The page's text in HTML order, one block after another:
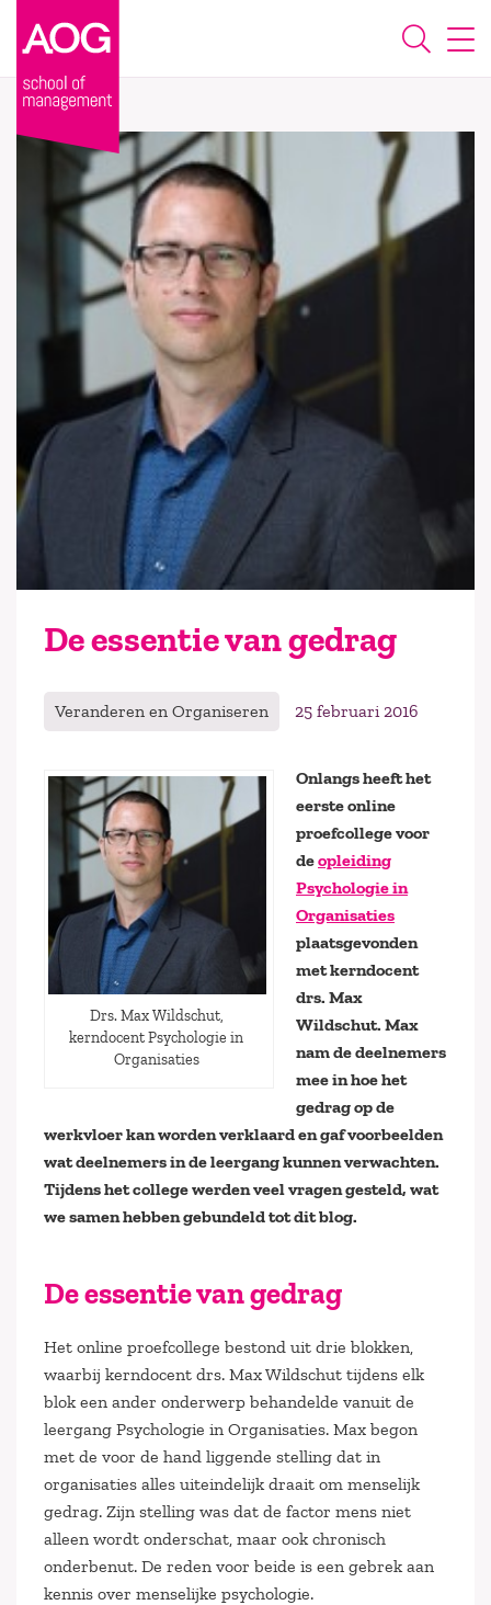
De essentie van gedrag
Veranderen en Organiseren 25 februari 2016
Drs. Max Wildschut,
kerndocent Psychologie in
Organisaties
Onlangs heeft het
eerste online
proefcollege voor
deopleiding
Psychologie in
Organisaties
plaatsgevonden
met kerndocent
drs. Max
Wildschut. Max
nam de deelnemers
mee in hoe het
gedrag op de
werkvloer kan worden verklaard en gaf voorbeelden
wat deelnemers in de leergang kunnen verwachten.
Tijdens het college werden veel vragen gesteld, wat
we samen hebben gebundeld tot dit blog.
De essentie van gedrag
Het online proefcollege bestond uit drie blokken,
waarbij kerndocent drs. Max Wildschut tijdens elk
blok een ander onderwerp behandelde vanuit de
leergang Psychologie in Organisaties. Max begon
met de voor de hand liggende stelling dat in
organisaties alles uiteindelijk draait om menselijk
gedrag. Zijn stelling was dat de factor mens niet
alleen wordt onderschat, maar ook chronisch
onderbenut. De reden voor beide is een gebrek aan
kennis over menselijke psychologie.